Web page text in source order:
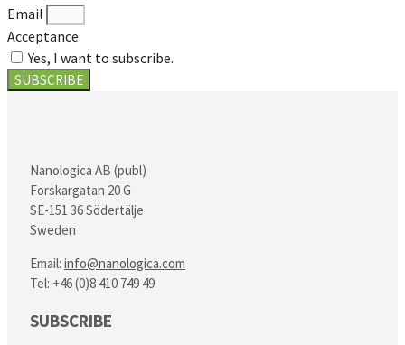
Email
Acceptance
Yes, I want to subscribe.
SUBSCRIBE
Nanologica AB (publ)
Forskargatan 20 G
SE-151 36 Södertälje
Sweden
Email: info@nanologica.com
Tel: +46 (0)8 410 749 49
SUBSCRIBE